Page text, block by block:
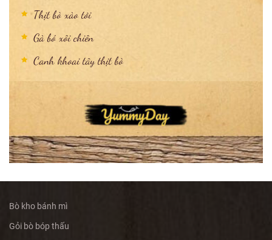
Thịt bò xào tỏi
Gà bó xôi chiên
Canh khoai tây thịt bò
Bò kho bánh mì
Gỏi bò bóp thấu